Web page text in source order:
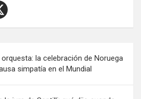
la celebración de Noruega
simpatía en el Mundial